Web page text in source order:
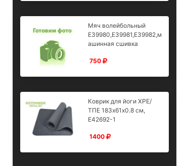
Мяч волейбольный
E39980,E39981,E39982,м
ашинная сшивка
750
Коврик для йоги XPE/
ТПЕ 183х61х0.8 см,
E42692-1
1400